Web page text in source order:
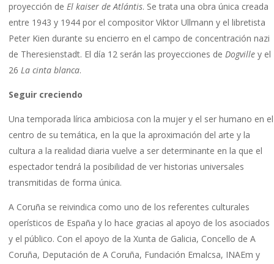
proyección de El kaiser de Atlántis. Se trata una obra única creada
entre 1943 y 1944 por el compositor Viktor Ullmann y el libretista
Peter Kien durante su encierro en el campo de concentración nazi
de Theresienstadt. El día 12 serán las proyecciones de Dogville y el
26 La cinta blanca.
Seguir creciendo
Una temporada lírica ambiciosa con la mujer y el ser humano en el
centro de su temática, en la que la aproximación del arte y la
cultura a la realidad diaria vuelve a ser determinante en la que el
espectador tendrá la posibilidad de ver historias universales
transmitidas de forma única.
A Coruña se reivindica como uno de los referentes culturales
operísticos de España y lo hace gracias al apoyo de los asociados
y el público. Con el apoyo de la Xunta de Galicia, Concello de A
Coruña, Deputación de A Coruña, Fundación Emalcsa, INAEm y